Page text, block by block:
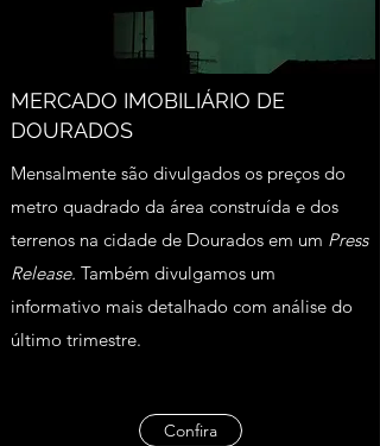
MERCADO IMOBILIÁRIO DE
DOURADOS
Mensalmente são divulgados os preços do
metro quadrado da área construída e dos
terrenos na cidade de Dourados em um Press
Release. Também divulgamos um
informativo mais detalhado com análise do
último trimestre.
Confira